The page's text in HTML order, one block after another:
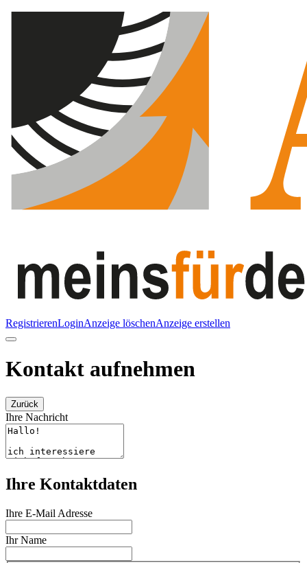
RegistrierenLoginAnzeige löschenAnzeige erstellen
Kontakt aufnehmen
Zurück
Ihre Nachricht
Ihre Kontaktdaten
Ihre E-Mail Adresse
Ihr Name